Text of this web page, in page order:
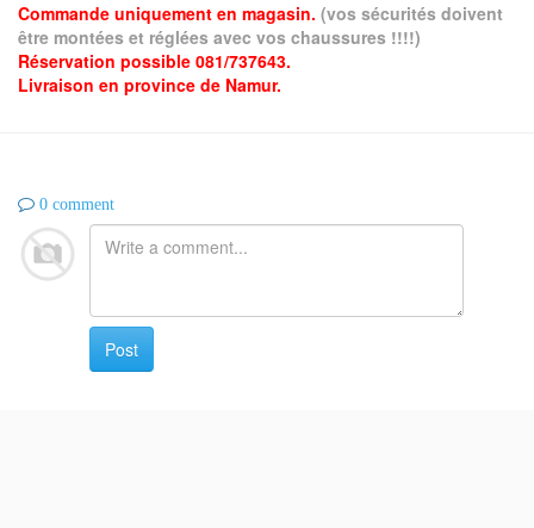
Commande uniquement en magasin. (vos sécurités doivent
être montées et réglées avec vos chaussures !!!!)
Réservation possible 081/737643.
Livraison en province de Namur.
0 comment
Post